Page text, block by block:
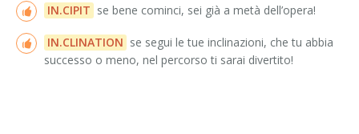
IN.CIPIT se bene cominci, sei già a metà dell’opera!
IN.CLINATION se segui le tue inclinazioni, che tu abbia
successo o meno, nel percorso ti sarai divertito!